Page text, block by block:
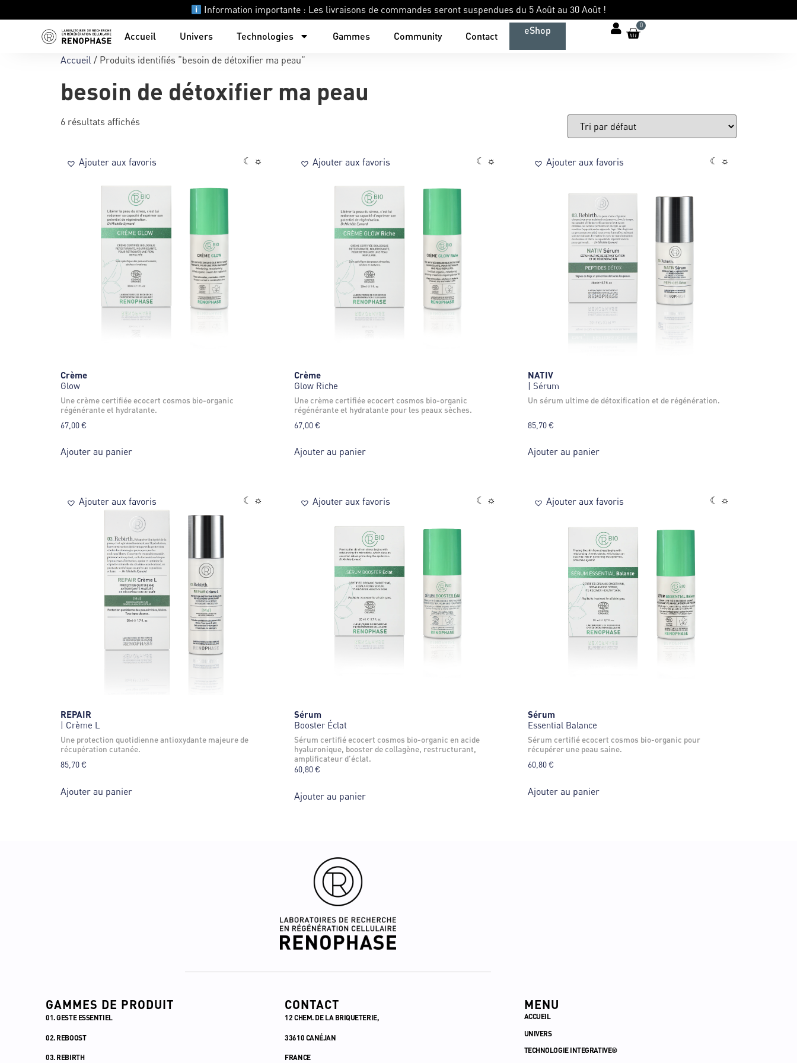
Information importante : Les livraisons de commandes seront suspendues du 5 Août au 30 Août !
Accueil Univers Technologies Gammes Community Contact
eShop 0
Accueil / Produits identifiés “besoin de détoxifier ma peau”
besoin de détoxifier ma peau
6 résultats affichés
Ajouter aux favoris ☾ ☼
Crème
Glow
une crème certifiée ecocert cosmos bio-organic
régénérante et hydratante.
67,00€
Ajouter au panier
Ajouter aux favoris ☾ ☼
Crème
Glow Riche
une crème certifiée ecocert cosmos bio-organic
régénérante et hydratante pour les peaux sèches.
67,00€
Ajouter au panier
Ajouter aux favoris ☾ ☼
NATIV
| Sérum
un sérum ultime de détoxification et de régénération.
85,70€
Ajouter au panier
Ajouter aux favoris ☾ ☼
REPAIR
| Crème L
une protection quotidienne antioxydante majeure de
récupération cutanée.
85,70€
Ajouter au panier
Ajouter aux favoris ☾ ☼
Sérum
Booster Éclat
sérum certifié ecocert cosmos bio-organic en acide
hyaluronique, booster de collagène, restructurant,
amplificateur d’éclat.
60,80€
Ajouter au panier
Ajouter aux favoris ☾ ☼
Sérum
Essential Balance
sérum certifié ecocert cosmos bio-organic pour
récupérer une peau saine.
60,80€
Ajouter au panier
GAMMES DE PRODUIT
01. GESTE ESSENTIEL
02. REBOOST
03. REBIRTH
CONTACT
12 CHEM. DE LA BRIQUETERIE,
33610 CANÉJAN
FRANCE
MENU
ACCUEIL
UNIVERS
TECHNOLOGIE INTEGRATIVE®